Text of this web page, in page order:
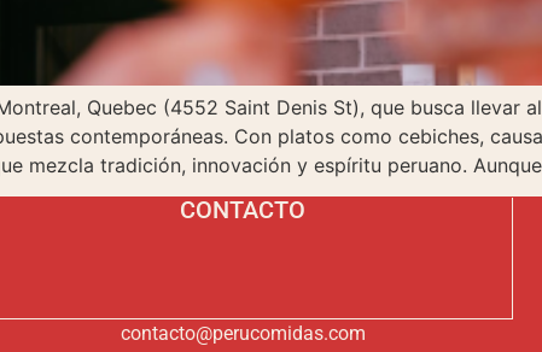
Quebec (4552 Saint Denis St), que busca llevar
contemporáneas. Con platos como cebiches,
mezcla tradición, innovación y espíritu peruano.
CONTACTO
contacto@perucomidas.com